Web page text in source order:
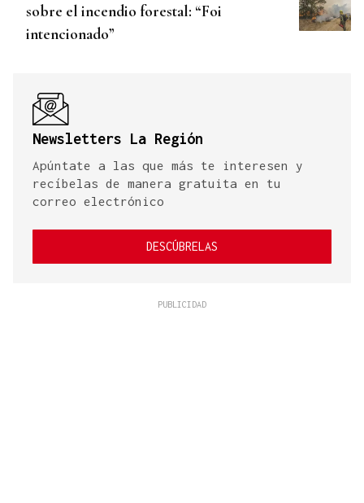
sobre el incendio forestal: “Foi
intencionado”
Newsletters La Región
Apúntate a las que más te interesen y
recíbelas de manera gratuita en tu
correo electrónico
DESCÚBRELAS